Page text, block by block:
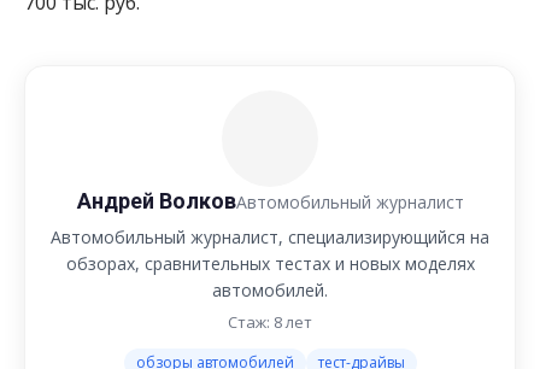
Андрей ВолковАвтомобильный журналист
Автомобильный журналист, специализирующийся на
обзорах, сравнительных тестах и новых моделях
автомобилей.
Стаж: 8 лет
обзоры автомобилей тест-драйвы